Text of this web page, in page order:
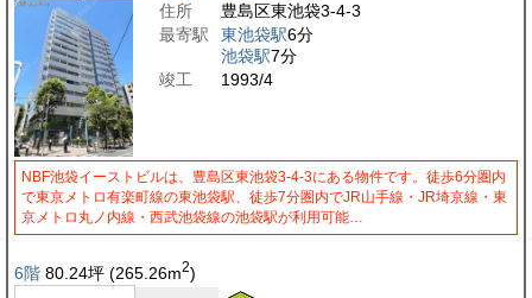
住所
豊島区東池袋3-4-3
最寄駅
東池袋駅6分
池袋駅7分
竣工
1993/4
NBF池袋イーストビルは、豊島区東池袋3-4-3にある物件です。徒歩6分圏内
で東京メトロ有楽町線の東池袋駅、徒歩7分圏内でJR山手線・JR埼京線・東
京メトロ丸ノ内線・西武池袋線の池袋駅が利用可能…
6階 80.24坪 (265.26m2)